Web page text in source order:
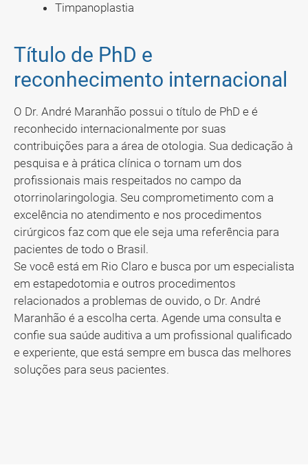
Timpanoplastia
Título de PhD e
reconhecimento internacional
O Dr. André Maranhão possui o título de PhD e é
reconhecido internacionalmente por suas
contribuições para a área de otologia. Sua dedicação à
pesquisa e à prática clínica o tornam um dos
profissionais mais respeitados no campo da
otorrinolaringologia. Seu comprometimento com a
excelência no atendimento e nos procedimentos
cirúrgicos faz com que ele seja uma referência para
pacientes de todo o Brasil.
Se você está em Rio Claro e busca por um especialista
em estapedotomia e outros procedimentos
relacionados a problemas de ouvido, o Dr. André
Maranhão é a escolha certa. Agende uma consulta e
confie sua saúde auditiva a um profissional qualificado
e experiente, que está sempre em busca das melhores
soluções para seus pacientes.